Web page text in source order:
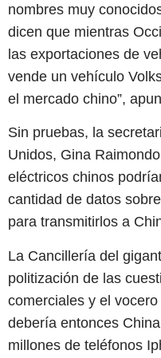
nombres muy
dicen que mientras
las exportaciones de
vende un vehículo
el mercado chino”,
Sin pruebas, la
Unidos, Gina
eléctricos chinos
cantidad de datos
para transmitirlos a
La Cancillería del
politización de las
comerciales y el
debería entonces
millones de teléfonos